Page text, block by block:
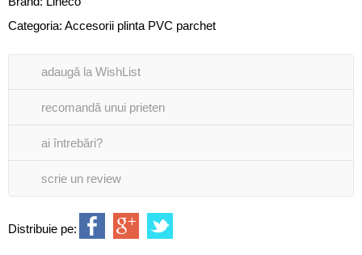
Categoria: Accesorii plinta PVC parchet
adaugă la WishList
recomandă unui prieten
ai întrebări?
scrie un review
Distribuie pe: